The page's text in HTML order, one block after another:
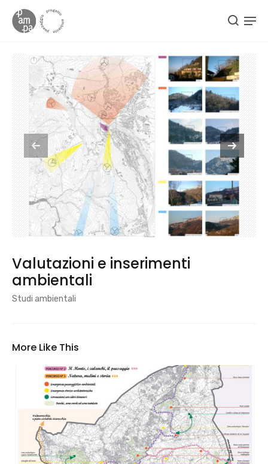
Valutazioni e inserimenti
ambientali
Studi ambientali
More Like This